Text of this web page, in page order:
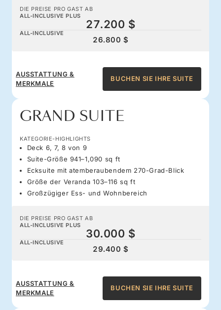
DIE PREISE PRO GAST AB
ALL-INCLUSIVE PLUS
27.200 $
ALL-INCLUSIVE
26.800 $
AUSSTATTUNG &
MERKMALE
BUCHEN SIE IHRE SUITE
GRAND SUITE
KATEGORIE-HIGHLIGHTS
Deck 6, 7, 8 von 9
Suite-Größe 941–1,090 sq ft
Ecksuite mit atemberaubendem 270-Grad-Blick
Größe der Veranda 103–116 sq ft
Großzügiger Ess- und Wohnbereich
DIE PREISE PRO GAST AB
ALL-INCLUSIVE PLUS
30.000 $
ALL-INCLUSIVE
29.400 $
AUSSTATTUNG &
MERKMALE
BUCHEN SIE IHRE SUITE